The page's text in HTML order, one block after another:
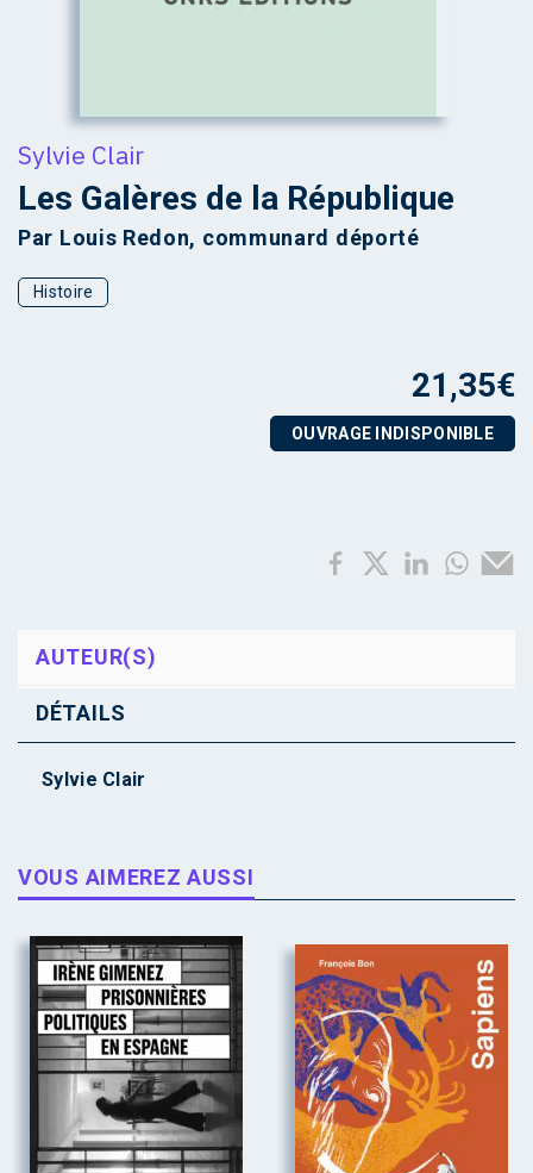
Sylvie Clair
Les Galères de la République
Par Louis Redon, communard déporté
Histoire
21,35€
OUVRAGE INDISPONIBLE
AUTEUR(S)
DÉTAILS
Sylvie Clair
VOUS AIMEREZ AUSSI